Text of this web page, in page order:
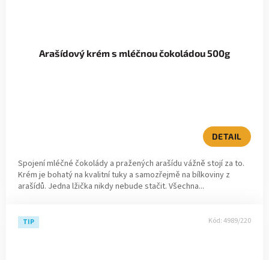
Arašídový krém s mléčnou čokoládou 500g
DETAIL
Spojení mléčné čokolády a pražených arašídu vážně stojí za to.
Krém je bohatý na kvalitní tuky a samozřejmě na bílkoviny z
arašídů. Jedna lžička nikdy nebude stačit. Všechna...
TIP Kód:4989/220